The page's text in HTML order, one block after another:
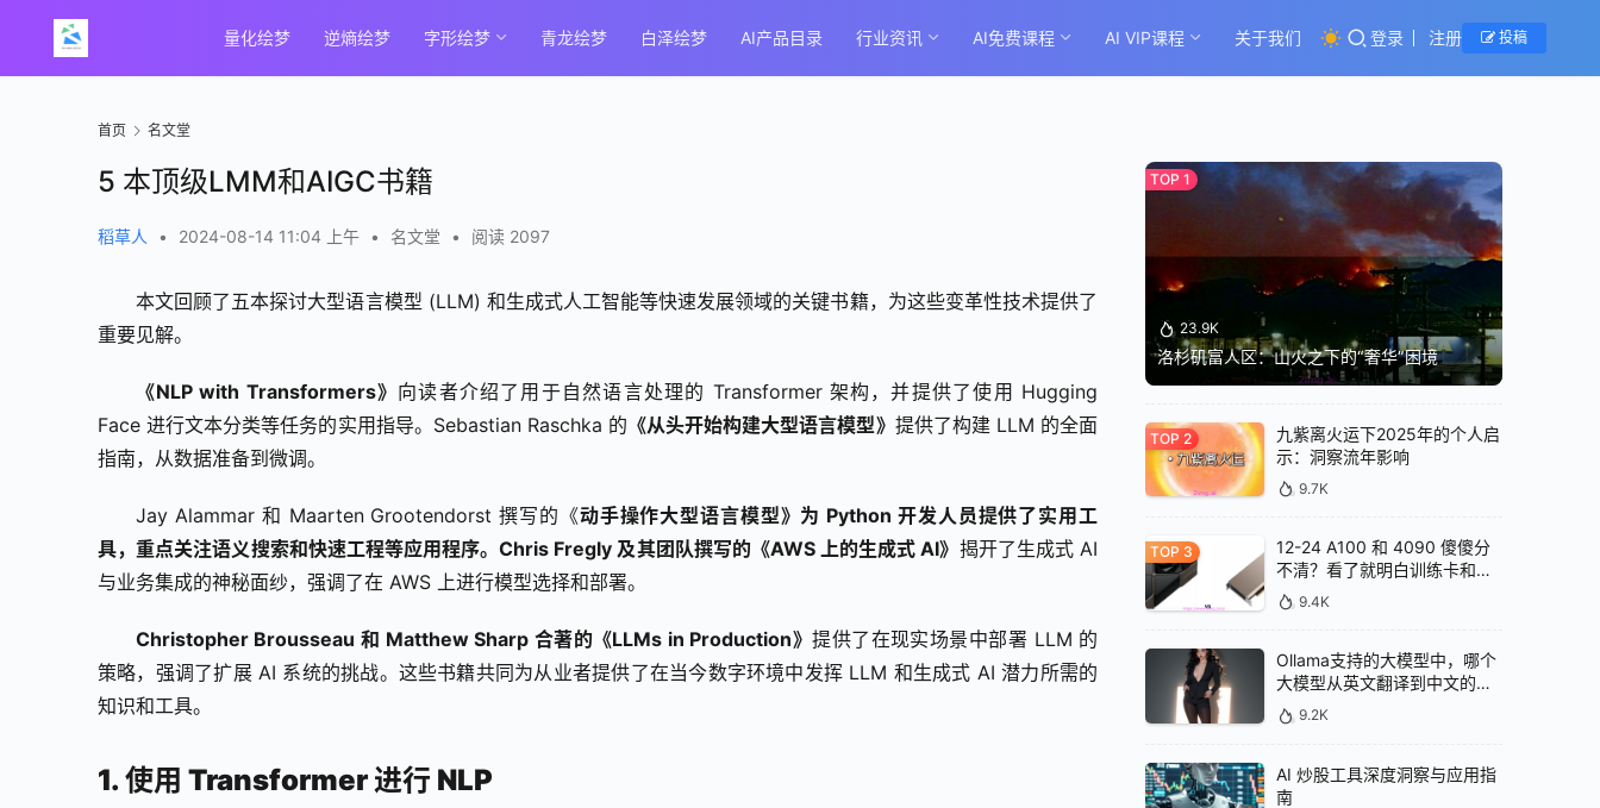
量化绘梦 逆熵绘梦 字形绘梦 青龙绘梦 白泽绘梦 AI产品目录 行业资讯 AI免费课程 AI VIP课程 关于我们 登录 注册 投稿
首页 名文堂
5 本顶级LMM和AIGC书籍
稻草人 • 2024-08-14 11:04 上午 • 名文堂 • 阅读 2097
本文回顾了五本探讨大型语言模型 (LLM) 和生成式人工智能等快速发展领域的关键书籍，为这些变革性技术提供了
重要见解。
《NLP with Transformers》 向读者介绍了用于自然语言处理的 Transformer 架构，并提供了使用 Hugging
Face 进行文本分类等任务的实用指导。Sebastian Raschka 的 《从头开始构建大型语言模型》 提供了构建 LLM 的全面
指南，从数据准备到微调。
Jay Alammar 和 Maarten Grootendorst 撰写的《动手操作大型语言模型》为 Python 开发人员提供了实用工
具，重点关注语义搜索和快速工程等应用程序。Chris Fregly 及其团队撰写的 《AWS 上的生成式 AI》 揭开了生成式 AI
与业务集成的神秘面纱，强调了在 AWS 上进行模型选择和部署。
Christopher Brousseau 和 Matthew Sharp 合著的《LLMs in Production》提供了在现实场景中部署 LLM 的
策略，强调了扩展 AI 系统的挑战。这些书籍共同为从业者提供了在当今数字环境中发挥 LLM 和生成式 AI 潜力所需的
知识和工具。
1. 使用 Transformer 进行 NLP
23.9K
洛杉矶富人区：山火之下的“奢华”困境
九紫离火运下2025年的个人启
示：洞察流年影响
9.7K
12-24 A100 和 4090 傻傻分
不清？看了就明白训练卡和推
理卡的区别
9.4K
Ollama支持的大模型中，哪个
大模型从英文翻译到中文的效
果最好
9.2K
AI 炒股工具深度洞察与应用指
南